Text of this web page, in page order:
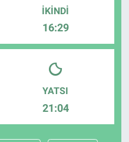
İKINDI
16:29
YATSI
21:04